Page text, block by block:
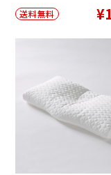
送料無料